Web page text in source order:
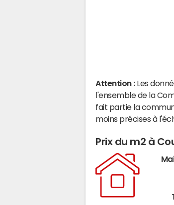
Attention : Les
l'ensemble de la
fait partie la
moins précises à
Prix du m2 à